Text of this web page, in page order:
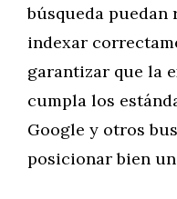
búsqueda
indexar
garantizar que la
cumpla los
Google y otros
posicionar bien